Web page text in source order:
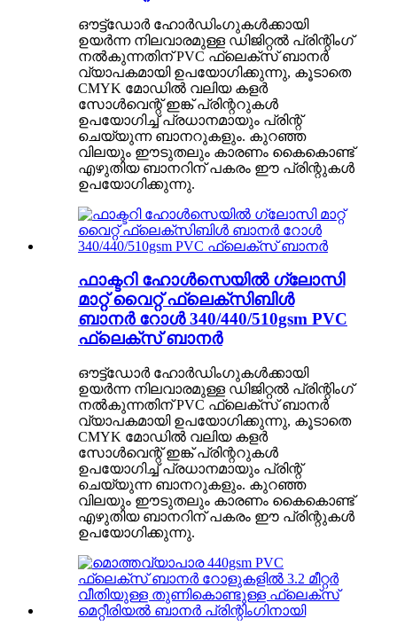
ഔട്ട്ഡോർ ഹോർഡിംഗുകൾക്കായി
ഉയർന്ന നിലവാരമുള്ള ഡിജിറ്റൽ പ്രിന്റിംഗ്
നൽകുന്നതിന് PVC ഫ്ലെക്സ് ബാനർ
വ്യാപകമായി ഉപയോഗിക്കുന്നു, കൂടാതെ
CMYK മോഡിൽ വലിയ കളർ
സോൾവെന്റ് ഇങ്ക് പ്രിന്ററുകൾ
ഉപയോഗിച്ച് പ്രധാനമായും പ്രിന്റ്
ചെയ്യുന്ന ബാനറുകളും. കുറഞ്ഞ
വിലയും ഈടുതലും കാരണം കൈകൊണ്ട്
എഴുതിയ ബാനറിന് പകരം ഈ പ്രിന്റുകൾ
ഉപയോഗിക്കുന്നു.
ഫാക്ടറി ഹോൾസെയിൽ ഗ്ലോസി
മാറ്റ് വൈറ്റ് ഫ്ലെക്സിബിൾ
ബാനർ റോൾ 340/440/510gsm PVC
ഫ്ലെക്സ് ബാനർ
ഔട്ട്ഡോർ ഹോർഡിംഗുകൾക്കായി
ഉയർന്ന നിലവാരമുള്ള ഡിജിറ്റൽ പ്രിന്റിംഗ്
നൽകുന്നതിന് PVC ഫ്ലെക്സ് ബാനർ
വ്യാപകമായി ഉപയോഗിക്കുന്നു, കൂടാതെ
CMYK മോഡിൽ വലിയ കളർ
സോൾവെന്റ് ഇങ്ക് പ്രിന്ററുകൾ
ഉപയോഗിച്ച് പ്രധാനമായും പ്രിന്റ്
ചെയ്യുന്ന ബാനറുകളും. കുറഞ്ഞ
വിലയും ഈടുതലും കാരണം കൈകൊണ്ട്
എഴുതിയ ബാനറിന് പകരം ഈ പ്രിന്റുകൾ
ഉപയോഗിക്കുന്നു.